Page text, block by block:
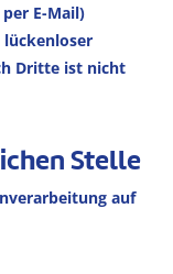
E-Mail)
lückenloser
Dritte ist nicht
Stelle
auf